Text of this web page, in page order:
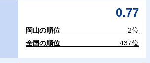
0.77
岡山の順位
2位
全国の順位
437位